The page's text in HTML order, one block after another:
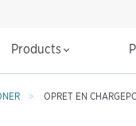
Products
OPRET EN